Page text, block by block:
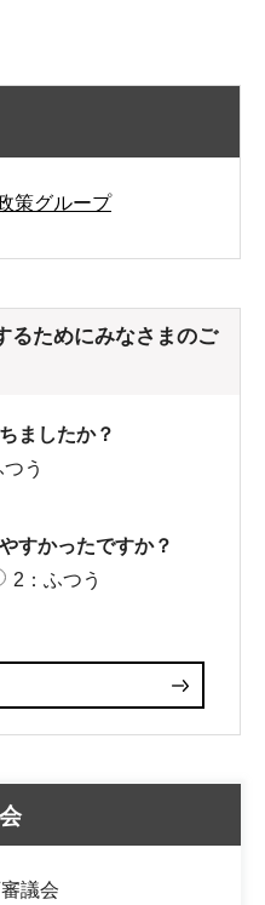
策グループ
るためにみなさまのご
ましたか？
う
すかったですか？
2：ふつう
議会